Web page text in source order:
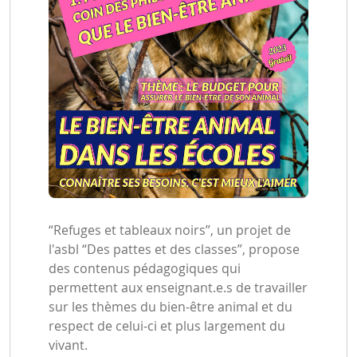
“Refuges et tableaux noirs”, un projet de
l'asbl “Des pattes et des classes”, propose
des contenus pédagogiques qui
permettent aux enseignant.e.s de travailler
sur les thèmes du bien-être animal et du
respect de celui-ci et plus largement du
vivant.